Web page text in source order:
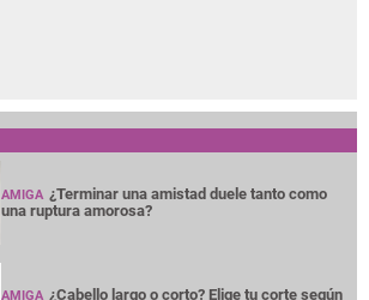
AMIGA ¿Terminar una amistad duele tanto como
una ruptura amorosa?
AMIGA ¿Cabello largo o corto? Elige tu corte según